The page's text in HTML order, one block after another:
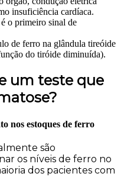
insuficiência cardíaca.
o primeiro sinal de
de ferro na glândula tireóide
do tiróide diminuída).
um teste que
nos estoques de ferro
são
os níveis de ferro no
dos pacientes com